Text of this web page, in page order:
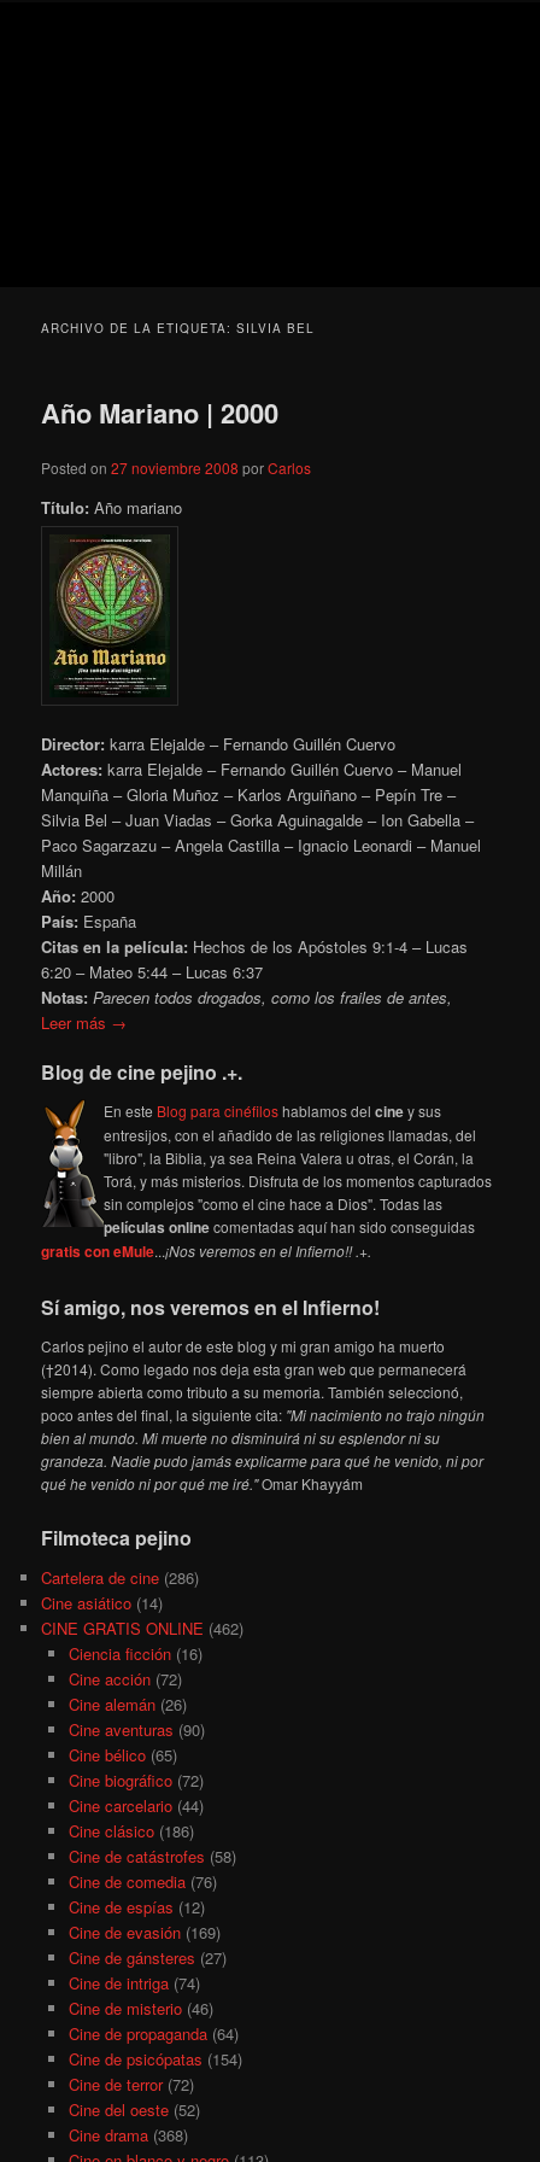
ARCHIVO DE LA ETIQUETA:SILVIA BEL
Año Mariano | 2000
Posted on27 noviembre 2008 porCarlos
Título: Año mariano
Director:karra Elejalde – Fernando Guillén Cuervo
Actores: karra Elejalde – Fernando Guillén Cuervo – Manuel
Manquiña – Gloria Muñoz – Karlos Arguiñano – Pepín Tre –
Silvia Bel – Juan Viadas – Gorka Aguinagalde – Ion Gabella –
Paco Sagarzazu – Angela Castilla – Ignacio Leonardi – Manuel
Millán
Año: 2000
País: España
Citas en la película: Hechos de los Apóstoles 9:1-4 – Lucas
6:20 – Mateo 5:44 – Lucas 6:37
Notas:Parecen todos drogados, como los frailes de antes,
Leer más →
Blog de cine pejino .+.
En este Blog para cinéfiloshablamos delciney sus
entresijos, con el añadido de las religiones llamadas, del
"libro", la Biblia, ya sea Reina Valera u otras, el Corán, la
Torá, y más misterios. Disfruta de los momentos capturados
sin complejos "como el cine hace a Dios". Todas las
películas onlinecomentadas aquí han sido conseguidas
gratis con eMule...¡Nos veremos en el Infierno!! .+.
Sí amigo, nos veremos en el Infierno!
Carlos pejino el autor de este blog y mi gran amigo ha muerto
(†2014). Como legado nos deja esta gran web que permanecerá
siempre abierta como tributo a su memoria. También seleccionó,
poco antes del final, la siguiente cita: "Mi nacimiento no trajo ningún
bien al mundo. Mi muerte no disminuirá ni su esplendor ni su
grandeza. Nadie pudo jamás explicarme para qué he venido, ni por
qué he venido ni por qué me iré."Omar Khayyám
Filmoteca pejino
Cartelera de cine (286)
Cine asiático (14)
CINE GRATIS ONLINE (462)
Ciencia ficción(16)
Cine acción(72)
Cine alemán(26)
Cine aventuras (90)
Cine bélico(65)
Cine biográfico(72)
Cine carcelario(44)
Cine clásico(186)
Cine de catástrofes (58)
Cine de comedia(76)
Cine de espías (12)
Cine de evasión(169)
Cine de gánsteres (27)
Cine de intriga(74)
Cine de misterio(46)
Cine de propaganda(64)
Cine de psicópatas (154)
Cine de terror(72)
Cine del oeste(52)
Cine drama(368)